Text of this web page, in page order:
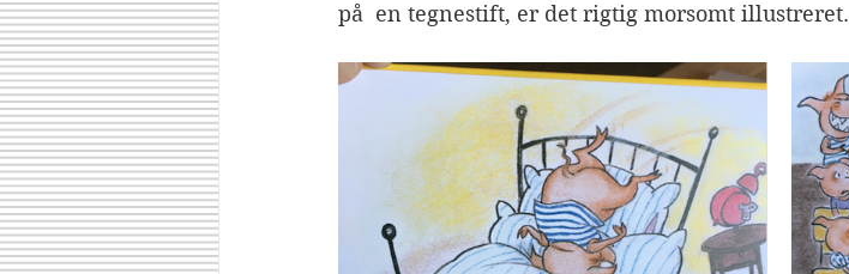
på  en tegnestift, er det rigtig morsomt illustreret.